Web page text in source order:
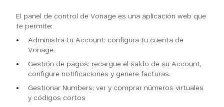
El panel de control de Vonage es una aplicación web que
te permite:
Administra tu Account: configura tu cuenta de
Vonage
Gestión de pagos: recargue el saldo de su Account,
configure notificaciones y genere facturas.
Gestionar Numbers: ver y comprar números virtuales
y códigos cortos